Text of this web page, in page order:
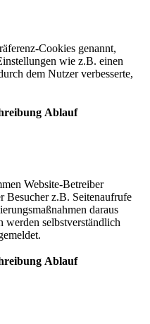
Cookies genannt,
wie z.B. einen
dem Nutzer verbesserte,
Ablauf
Website-Betreiber
Besucher z.B. Seitenaufrufe
daraus
werden selbstverständlich
Ablauf